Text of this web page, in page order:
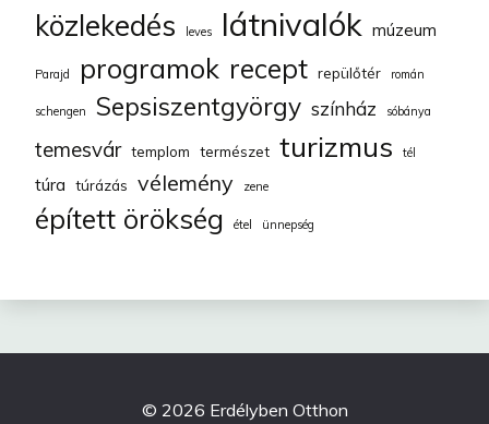
közlekedés leves látnivalók múzeum
Parajd programok recept repülőtér román
schengen Sepsiszentgyörgy színház sóbánya
temesvár templom természet turizmus tél
túra túrázás vélemény zene
épített örökség étel ünnepség
© 2026 Erdélyben Otthon